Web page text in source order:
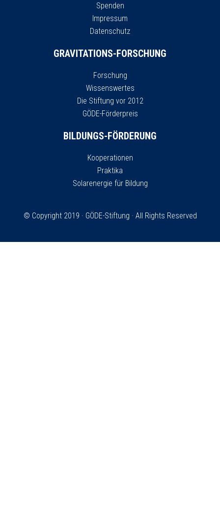
Spenden
Impressum
Datenschutz
GRAVITATIONS-FORSCHUNG
Forschung
Wissenswertes
Die Stiftung vor 2012
GÖDE-Förderpreis
BILDUNGS-FÖRDERUNG
Kooperationen
Praktika
Solarenergie für Bildung
© Copyright 2019 · GÖDE-Stiftung · All Rights Reserved